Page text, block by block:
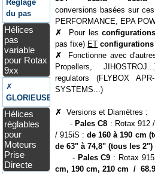
Réglage
du pas
Hélices
pas
variable
pour Rotax
9xx
✗
GLORIEUSE
Hélices
réglables
pour
Moteurs
Prise
Directe
conversions basées sur
PERFORMANCE, EPA
✗
Pour les
pas fixe) ET configurations
✗
Fonctionne avec
Propellers,
regulators (FLYBOX
SYSTEMS...)
✗Versions et Diamètres :
- Pales C8 : Rotax 912
/ 915iS :de 160 à 190 cm
de 63" à 74,8" (tous les 2")
- Pales C9 : Rotax
cm, 190 cm, 210 cm /